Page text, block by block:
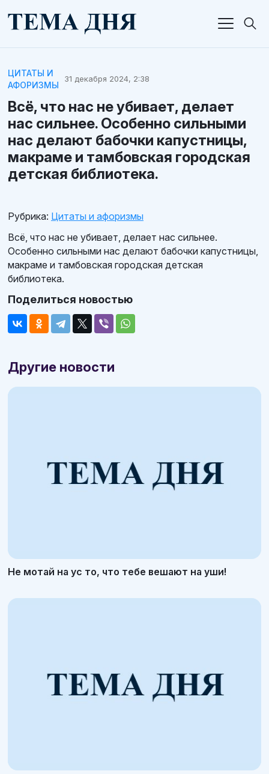
ЦИТАТЫ И
АФОРИЗМЫ
31 декабря 2024, 2:38
Всё, что нас не убивает, делает
нас сильнее. Особенно сильными
нас делают бабочки капустницы,
макраме и тамбовская городская
детская библиотека.
Рубрика: Цитаты и афоризмы
Всё, что нас не убивает, делает нас сильнее.
Особенно сильными нас делают бабочки капустницы,
макраме и тамбовская городская детская
библиотека.
Поделиться новостью
Другие новости
Не мотай на ус то, что тебе вешают на уши!